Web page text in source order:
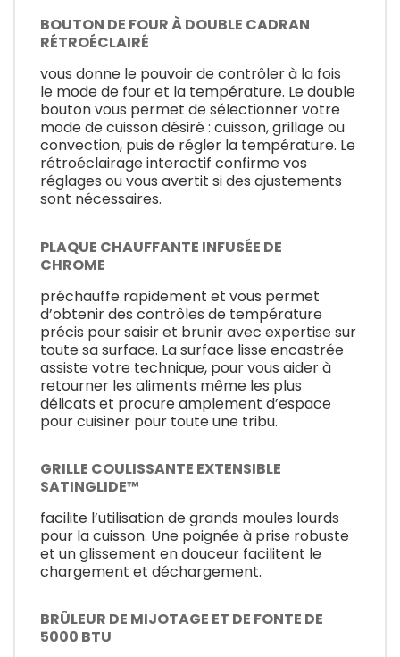
BOUTON DE FOUR À DOUBLE CADRAN
RÉTROÉCLAIRÉ
vous donne le pouvoir de contrôler à la fois
le mode de four et la température. Le double
bouton vous permet de sélectionner votre
mode de cuisson désiré : cuisson, grillage ou
convection, puis de régler la température. Le
rétroéclairage interactif confirme vos
réglages ou vous avertit si des ajustements
sont nécessaires.
PLAQUE CHAUFFANTE INFUSÉE DE
CHROME
préchauffe rapidement et vous permet
d’obtenir des contrôles de température
précis pour saisir et brunir avec expertise sur
toute sa surface. La surface lisse encastrée
assiste votre technique, pour vous aider à
retourner les aliments même les plus
délicats et procure amplement d’espace
pour cuisiner pour toute une tribu.
GRILLE COULISSANTE EXTENSIBLE
SATINGLIDE™
facilite l’utilisation de grands moules lourds
pour la cuisson. Une poignée à prise robuste
et un glissement en douceur facilitent le
chargement et déchargement.
BRÛLEUR DE MIJOTAGE ET DE FONTE DE
5000 BTU